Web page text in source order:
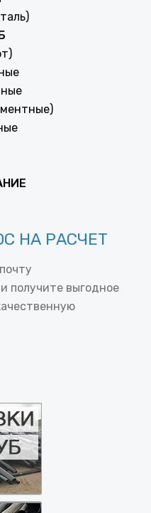
НА РАСЧЕТ
и получите выгодное